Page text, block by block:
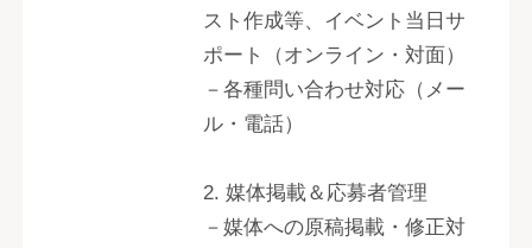
スト作成等、イベント当日サ
ポート（オンライン・対面）
－各種問い合わせ対応（メー
ル・電話）
2. 媒体掲載＆応募者管理
－媒体への原稿掲載・修正対